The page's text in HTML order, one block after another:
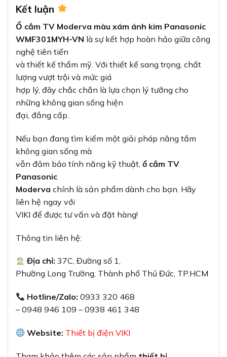
Panasonic
Moderva
liên hệ ngay với
VIKI để được tư vấn và đặt hàng!
Thông tin liên hệ:
Địa chỉ:37C, Đường số 1,
Phường Long Trường, Thành phố Thủ Đức, TP.HCM
– 0948 946 109 – 0938 461 348
Website: Thiết bị điện VIKI
Tham khảo thêm các sản phẩm
thiết bị
điệnkhác tại:
Dây
Cadivi
Panasonic
Schneider
Skyled
Led